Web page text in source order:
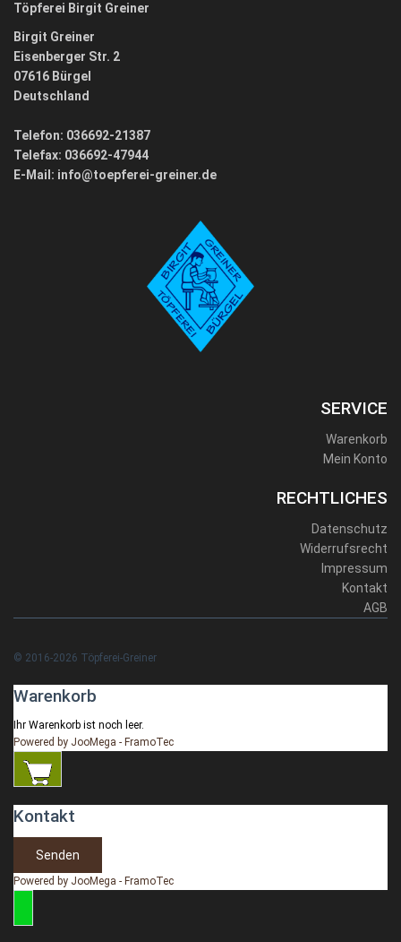
Töpferei Birgit Greiner
Birgit Greiner
Eisenberger Str. 2
07616 Bürgel
Deutschland
Telefon: 036692-21387
Telefax: 036692-47944
E-Mail: info@toepferei-greiner.de
SERVICE
Warenkorb
Mein Konto
RECHTLICHES
Datenschutz
Widerrufsrecht
Impressum
Kontakt
AGB
© 2016-2026 Töpferei-Greiner
Warenkorb
Ihr Warenkorb ist noch leer.
Powered by JooMega - FramoTec
Kontakt
Senden
Powered by JooMega - FramoTec